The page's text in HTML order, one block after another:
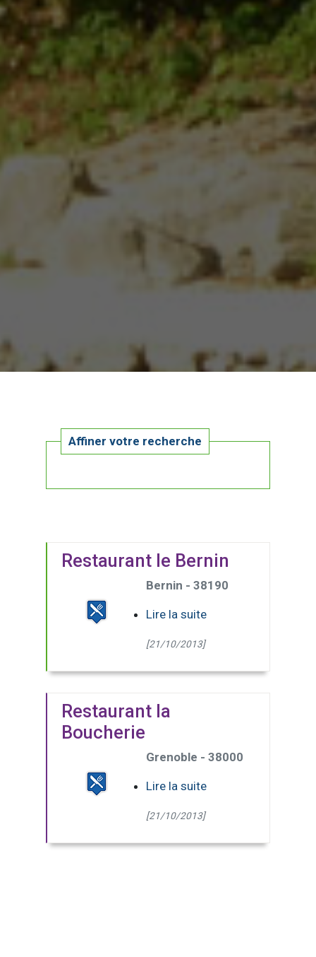
Affiner votre recherche
Restaurant le Bernin
Bernin - 38190
Lire la suite
[21/10/2013]
Restaurant la
Boucherie
Grenoble - 38000
Lire la suite
[21/10/2013]